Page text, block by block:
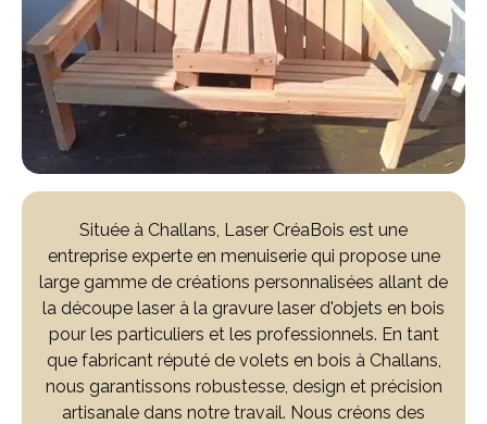
Située à Challans, Laser CréaBois est une
entreprise experte en menuiserie qui propose une
large gamme de créations personnalisées allant de
la découpe laser à la gravure laser d'objets en bois
pour les particuliers et les professionnels. En tant
que fabricant réputé de volets en bois à Challans,
nous garantissons robustesse, design et précision
artisanale dans notre travail. Nous créons des